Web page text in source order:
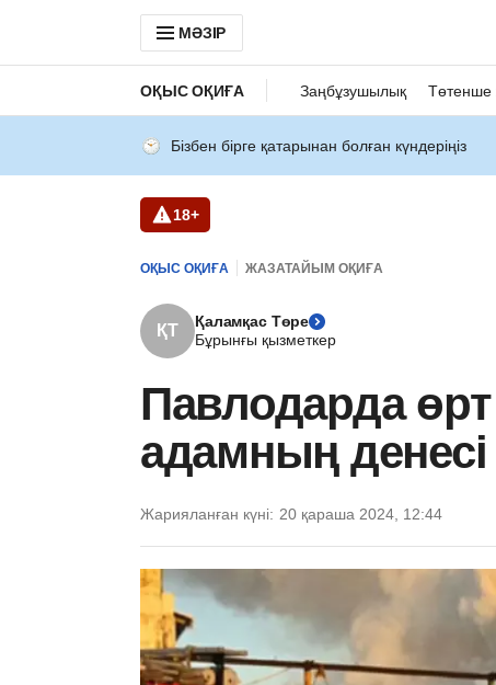
МӘЗІР
ОҚЫС ОҚИҒА Заңбұзушылық Төтенше
Бізбен бірге қатарынан болған күндеріңіз
18+
ОҚЫС ОҚИҒА ЖАЗАТАЙЫМ ОҚИҒА
ҚТ
Қаламқас Төре
Бұрынғы қызметкер
Павлодарда
адамның
Жарияланған күні: 20 қараша 2024, 12:44